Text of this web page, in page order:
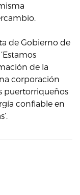
de Gobierno de
de la
corporación
puertorriqueños
confiable en